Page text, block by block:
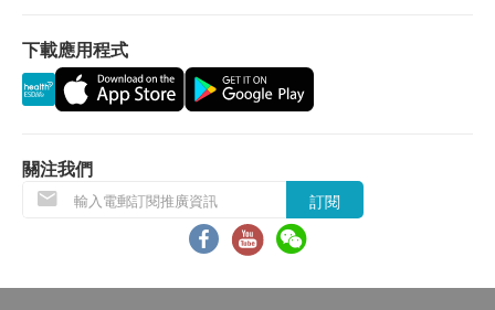
平均紅細胞體積
平均紅細胞血紅蛋白量濃度
血色素
紅血球計數
白血球
血小板
進行健康檢查後，一般情況下，需大概7-10個工作天
跟進檢查報告，工作天不包括星期六、日及公眾假
期。(指定性傳染病檢查計劃的報告時間，請參考其產
可能延遲情況
在某些情況下，報告時間可能因以下原因而有所延
重新檢測需求：若樣本結果不明確或接近臨界值，
下載應用程式
關注我們
訂閱